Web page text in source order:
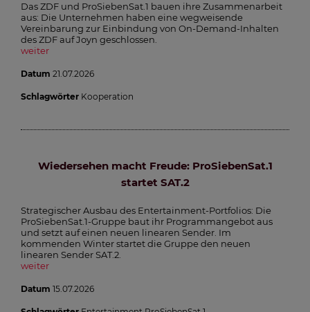
Das ZDF und ProSiebenSat.1 bauen ihre Zusammenarbeit
aus: Die Unternehmen haben eine wegweisende
Vereinbarung zur Einbindung von On-Demand-Inhalten
des ZDF auf Joyn geschlossen.
weiter
Datum 21.07.2026
Schlagwörter Kooperation
Wiedersehen macht Freude: ProSiebenSat.1
startet SAT.2
Strategischer Ausbau des Entertainment-Portfolios: Die
ProSiebenSat.1-Gruppe baut ihr Programmangebot aus
und setzt auf einen neuen linearen Sender. Im
kommenden Winter startet die Gruppe den neuen
linearen Sender SAT.2.
weiter
Datum 15.07.2026